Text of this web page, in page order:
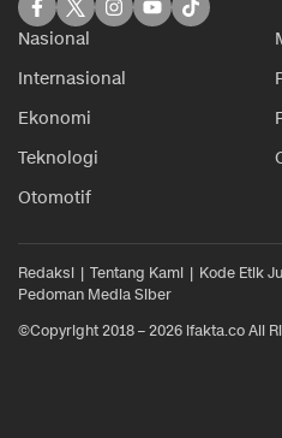
Nasional
Internasional
Ekonomi
Teknologi
Otomotif
Redaksi Tentang Kami Kode Etik
Pedoman Media Siber
©Copyright 2018 – 2026 ifakta.co All